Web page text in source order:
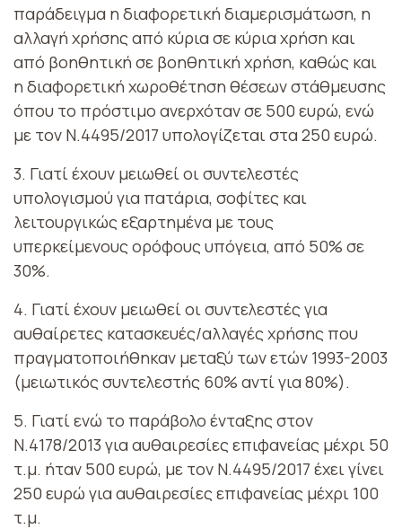
παράδειγμα η διαφορετική διαμερισμάτωση, η
αλλαγή χρήσης από κύρια σε κύρια χρήση και
από βοηθητική σε βοηθητική χρήση, καθώς και
η διαφορετική χωροθέτηση θέσεων στάθμευσης
όπου το πρόστιμο ανερχόταν σε 500 ευρώ, ενώ
με τον Ν.4495/2017 υπολογίζεται στα 250 ευρώ.
3. Γιατί έχουν μειωθεί οι συντελεστές
υπολογισμού για πατάρια, σοφίτες και
λειτουργικώς εξαρτημένα με τους
υπερκείμενους ορόφους υπόγεια, από 50% σε
30%.
4. Γιατί έχουν μειωθεί οι συντελεστές για
αυθαίρετες κατασκευές/αλλαγές χρήσης που
πραγματοποιήθηκαν μεταξύ των ετών 1993-2003
(μειωτικός συντελεστής 60% αντί για 80%).
5. Γιατί ενώ το παράβολο ένταξης στον
Ν.4178/2013 για αυθαιρεσίες επιφανείας μέχρι 50
τ.μ. ήταν 500 ευρώ, με τον Ν.4495/2017 έχει γίνει
250 ευρώ για αυθαιρεσίες επιφανείας μέχρι 100
τ.μ.